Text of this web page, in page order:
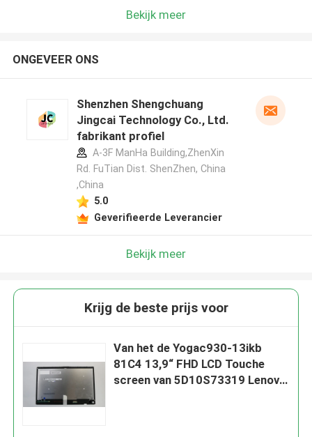
Bekijk meer
ONGEVEER ONS
Shenzhen Shengchuang
Jingcai Technology Co., Ltd.
fabrikant profiel
A-3F ManHa Building,ZhenXin
Rd. FuTian Dist. ShenZhen, China
,China
5.0
Geverifieerde Leverancier
Bekijk meer
Krijg de beste prijs voor
Van het de Yogac930-13ikb
81C4 13,9“ FHD LCD Touche
screen van 5D10S73319 Lenovo